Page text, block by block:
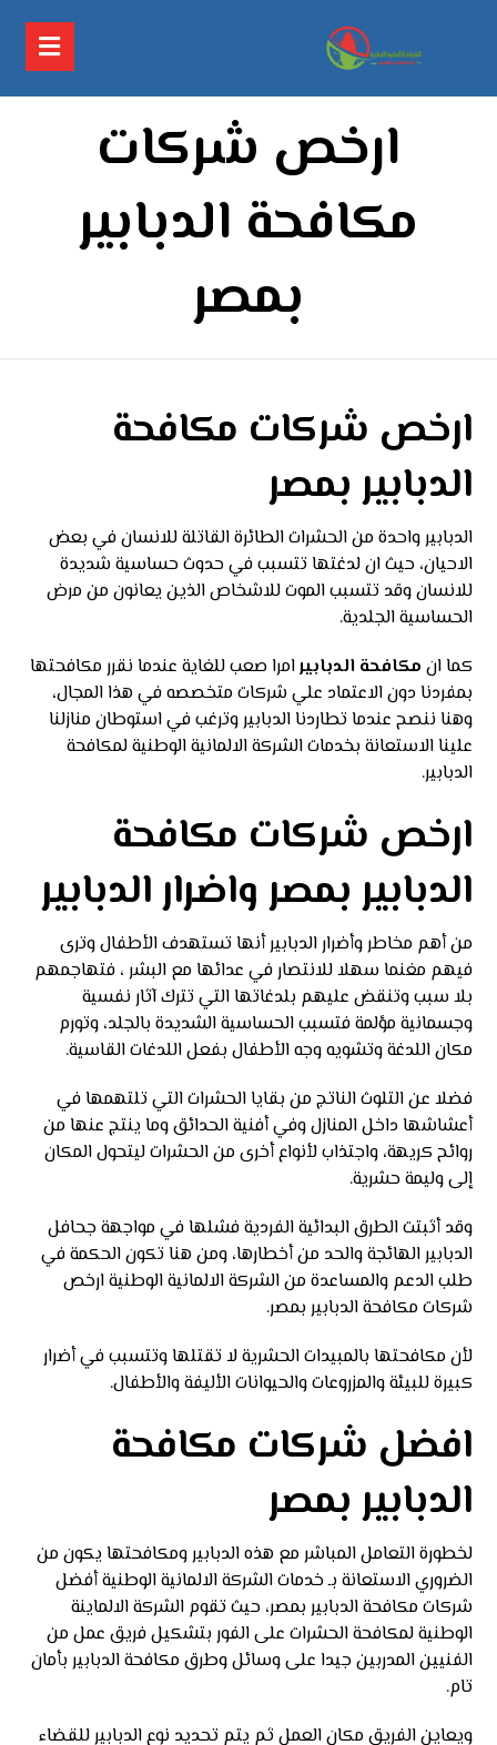
ارخص شركات
مكافحة الدبابير
بمصر
ارخص شركات مكافحة
الدبابير بمصر
الدبابير واحدة من الحشرات الطائرة القاتلة للانسان في بعض
الاحيان، حيث ان لدغتها تتسبب في حدوث حساسية شديدة
للانسان وقد تتسبب الموت للاشخاص الذين يعانون من مرض
الحساسية الجلدية.
كما ان مكافحة الدبابيرامرا صعب للغاية عندما نقرر مكافحتها
بمفردنا دون الاعتماد علي شركات متخصصه في هذا المجال،
وهنا ننصح عندما تطاردنا الدبابير وترغب في استوطان منازلنا
علينا الاستعانة بخدمات الشركة الالمانية الوطنية لمكافحة
الدبابير.
ارخص شركات مكافحة
الدبابير بمصر واضرار الدبابير
من أهم مخاطر وأضرار الدبابير أنها تستهدف الأطفال وترى
فيهم مغنما سهلا للانتصار في عدائها مع البشر ، فتهاجمهم
بلا سبب وتنقض عليهم بلدغاتها التي تترك آثار نفسية
وجسمانية مؤلمة فتسبب الحساسية الشديدة بالجلد، وتورم
مكان اللدغة وتشويه وجه الأطفال بفعل اللدغات القاسية.
فضلا عن التلوث الناتج من بقايا الحشرات التي تلتهمها في
أعشاشها داخل المنازل وفي أفنية الحدائق وما ينتج عنها من
روائح كريهة، واجتذاب لأنواع أخرى من الحشرات ليتحول المكان
إلى وليمة حشرية.
وقد أثبتت الطرق البدائية الفردية فشلها في مواجهة جحافل
الدبابير الهائجة والحد من أخطارها، ومن هنا تكون الحكمة في
طلب الدعم والمساعدة من الشركة الالمانية الوطنية ارخص
شركات مكافحة الدبابير بمصر.
لأن مكافحتها بالمبيدات الحشرية لا تقتلها وتتسبب في أضرار
كبيرة للبيئة والمزروعات والحيوانات الأليفة والأطفال.
افضل شركات مكافحة
الدبابير بمصر
لخطورة التعامل المباشر مع هذه الدبابير ومكافحتها يكون من
الضروري الاستعانة بـ خدمات الشركة الالمانية الوطنية أفضل
شركات مكافحة الدبابير بمصر، حيث تقوم الشركة الالماينة
الوطنية لمكافحة الحشرات على الفور بتشكيل فريق عمل من
الفنيين المدربين جيدا على وسائل وطرق مكافحة الدبابير بأمان
تام.
ويعاين الفريق مكان العمل ثم يتم تحديد نوع الدبابير للقضاء